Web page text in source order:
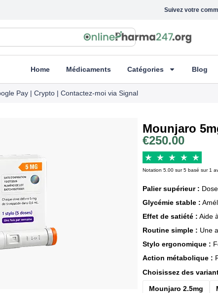
Suivez votre
Home Médicaments Catégories Blog
Pay | Crypto | Contactez-moi via Signal
Mounjaro
€250.00
Notation 5.00 sur 5 basé sur 1
Palier supérieur :
Glycémie stable :
Effet de satiété : Aide
Routine simple : Une
Stylo ergonomique :
Action métabolique :
Choisissez des
Mounjaro 2.5mg